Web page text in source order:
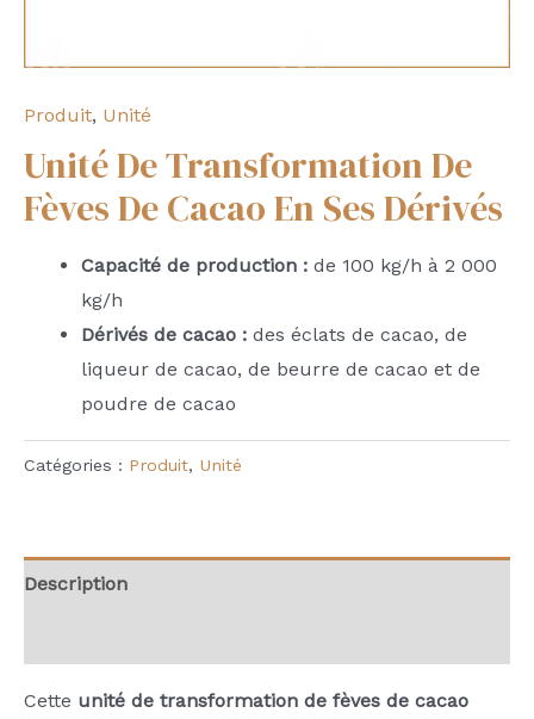
Produit, Unité
Unité De Transformation De
Fèves De Cacao En Ses Dérivés
Capacité de production : de 100 kg/h à 2 000
kg/h
Dérivés de cacao : des éclats de cacao, de
liqueur de cacao, de beurre de cacao et de
poudre de cacao
Catégories : Produit, Unité
Description
Cette unité de transformation de fèves de cacao